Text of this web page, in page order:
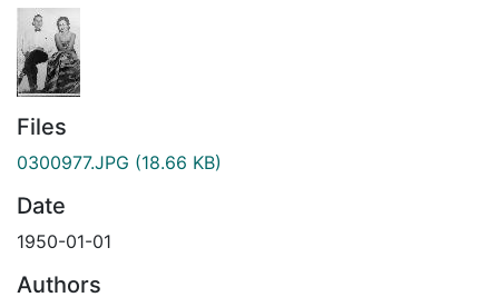
Files
0300977.JPG (18.66 KB)
Date
1950-01-01
Authors